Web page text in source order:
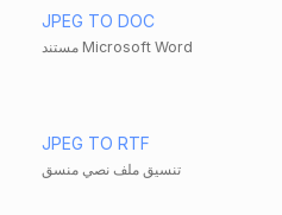
JPEG TO DOC
مستند Microsoft Word
JPEG TO RTF
تنسيق ملف نصي منسق